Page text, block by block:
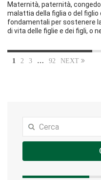
Maternità, paternità,
malattia della figlia o del
fondamentali per sostenere
di vita delle figlie e dei figli, o
1 2 3 … 92 NEXT